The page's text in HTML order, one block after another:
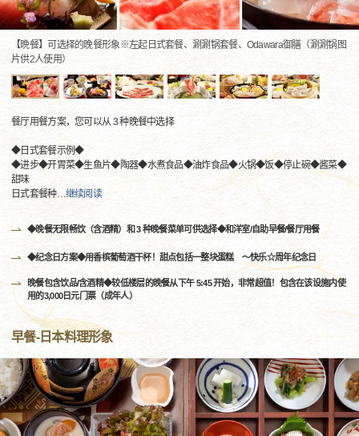
【晩餐】可选择的晚餐形象※左起日式套餐、涮涮锅套餐、Odawara御膳（涮涮锅图
片供2人使用）
餐厅用餐方案，您可以从 3 种晚餐中选择
◆日式套餐示例◆
◆进步◆开胃菜◆生鱼片◆陶器◆水煮食品◆油炸食品◆火锅◆饭◆停止碗◆酱菜◆
甜味
日式套餐种…继续阅读
◆晚餐无限畅饮（含酒精）和 3 种晚餐菜单可供选择◆和洋室/自助早餐/餐厅用餐
◆纪念日方案◆用香槟葡萄酒干杯！甜点包括一整块蛋糕 ～快乐☆周年纪念日
晚餐包含饮品/含酒精◆较低楼层的晚餐从下午 5:45 开始，非常超值！包含在该设施内使
用的3,000日元门票（成年人）
早餐-日本料理形象